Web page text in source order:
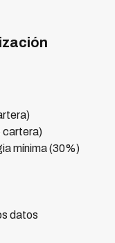
cartera)
mínima (30%)
datos